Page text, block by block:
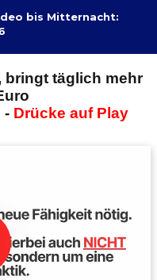
bis Mitternacht:
täglich mehr
- Drücke auf Play